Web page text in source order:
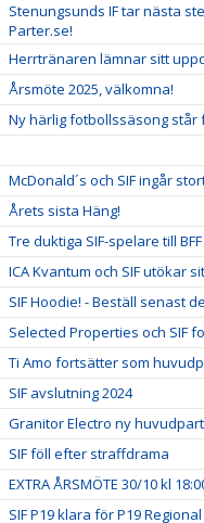
Stenungsunds IF tar nästa
Parter.se!
Herrtränaren lämnar sitt
Årsmöte 2025, välkomna!
Ny härlig fotbollssäsong står
McDonald´s och SIF ingår
Årets sista Häng!
Tre duktiga SIF-spelare till BFF
ICA Kvantum och SIF utökar
SIF Hoodie! - Beställ senast
Selected Properties och SIF
Ti Amo fortsätter som
SIF avslutning 2024
Granitor Electro ny
SIF föll efter straffdrama
EXTRA ÅRSMÖTE 30/10 kl
SIF P19 klara för P19